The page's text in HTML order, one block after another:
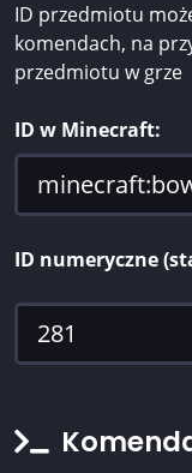
ID przedmiotu
komendach, na
przedmiotu w grze
ID w Minecraft:
ID numeryczne